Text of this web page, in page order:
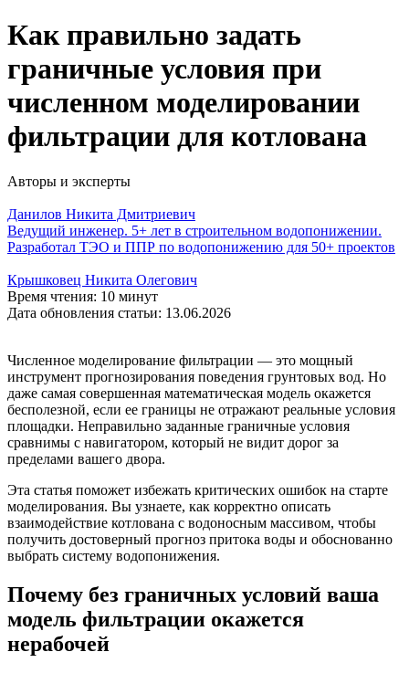
Как правильно задать
граничные условия при
численном моделировании
фильтрации для котлована
Авторы и эксперты
Данилов Никита Дмитриевич
Ведущий инженер. 5+ лет в строительном водопонижении.
Разработал ТЭО и ППР по водопонижению для 50+ проектов
Крышковец Никита Олегович
Время чтения: 10 минут
Дата обновления статьи: 13.06.2026
Численное моделирование фильтрации — это мощный
инструмент прогнозирования поведения грунтовых вод. Но
даже самая совершенная математическая модель окажется
бесполезной, если ее границы не отражают реальные условия
площадки. Неправильно заданные граничные условия
сравнимы с навигатором, который не видит дорог за
пределами вашего двора.
Эта статья поможет избежать критических ошибок на старте
моделирования. Вы узнаете, как корректно описать
взаимодействие котлована с водоносным массивом, чтобы
получить достоверный прогноз притока воды и обоснованно
выбрать систему водопонижения.
Почему без граничных условий ваша
модель фильтрации окажется
нерабочей